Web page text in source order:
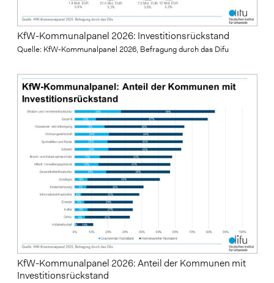
KfW-Kommunalpanel 2026: Investitionsrückstand
Quelle: KfW-Kommunalpanel 2026, Befragung durch das Difu
KfW-Kommunalpanel 2026: Anteil der Kommunen mit
Investitionsrückstand